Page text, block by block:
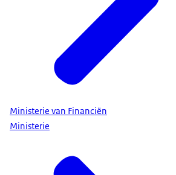
Ministerie van Financiën
Ministerie